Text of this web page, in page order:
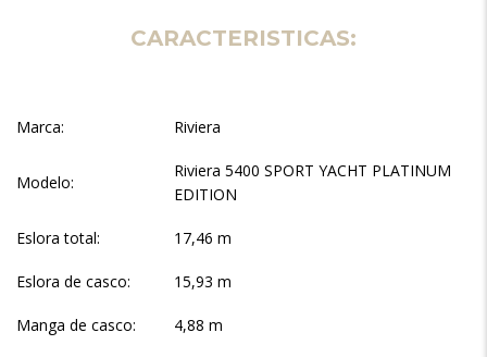
CARACTERISTICAS:
Marca: Riviera
Modelo:
Riviera 5400 SPORT YACHT PLATINUM
EDITION
Eslora total: 17,46 m
Eslora de casco: 15,93 m
Manga de casco: 4,88 m